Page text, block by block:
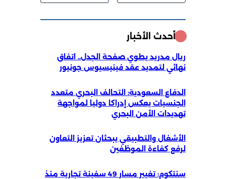
أحدث الأخبار
ريال مدريد يطوي صفحة الجدل.. اتفاق
نهائي لتمديد عقد فينيسيوس جونيور
الدفاع السعودية: التحالف البحري متعدد
الجنسيات يعكس إدراكا دوليا لمواجهة
تهديدات الأمن البحري
الأشغال والتطبيقي يبحثان تعزيز التعاون
لرفع كفاءة الموظفين
سنتكوم: تغيير مسار 49 سفينة تجارية منذ